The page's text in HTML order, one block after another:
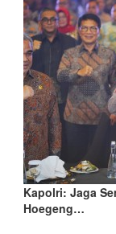
Kapolri: Jaga
Hoegeng…